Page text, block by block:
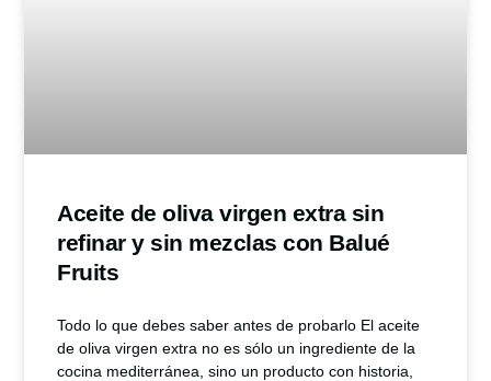
Aceite de oliva virgen extra sin
refinar y sin mezclas con Balué
Fruits
Todo lo que debes saber antes de probarlo El aceite
de oliva virgen extra no es sólo un ingrediente de la
cocina mediterránea, sino un producto con historia,